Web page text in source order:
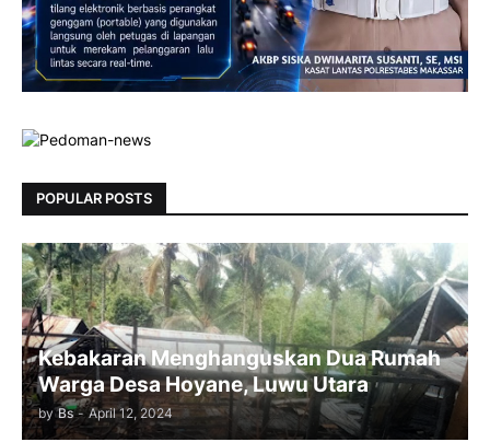
POPULAR POSTS
Kebakaran Menghanguskan Dua Rumah
Warga Desa Hoyane, Luwu Utara
by Bs - April 12, 2024